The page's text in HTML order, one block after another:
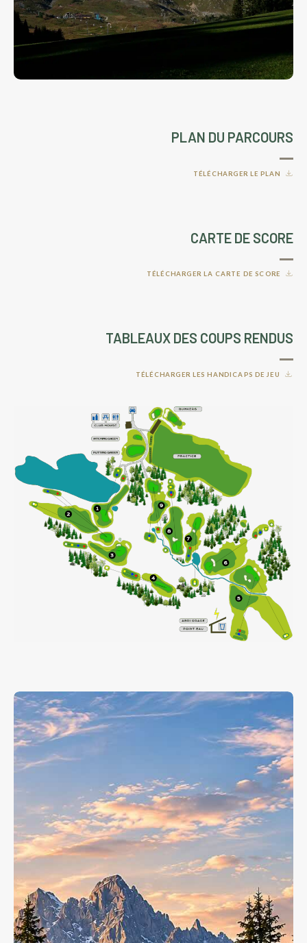
PLAN DU PARCOURS
TÉLÉCHARGER LE PLAN
CARTE DE SCORE
TÉLÉCHARGER LA CARTE DE SCORE
TABLEAUX DES COUPS RENDUS
TÉLÉCHARGER LES HANDICAPS DE JEU